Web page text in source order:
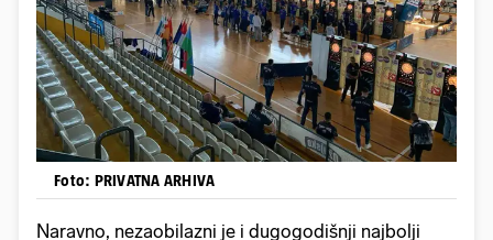
Foto: PRIVATNA ARHIVA
Naravno, nezaobilazni je i dugogodišnji najbolji